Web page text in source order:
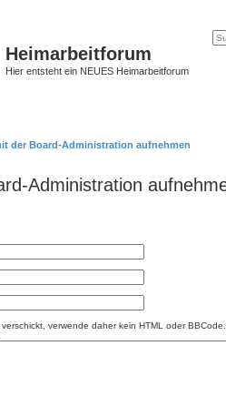
Heimarbeitforum
Hier entsteht ein NEUES Heimarbeitforum
der Board-Administration aufnehmen
Administration
verwende daher kein HTML oder